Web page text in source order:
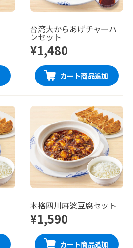
台湾大からあげチャーハ
ンセット
¥1,480
カート商品追加
本格四川麻婆豆腐セット
¥1,590
カート商品追加